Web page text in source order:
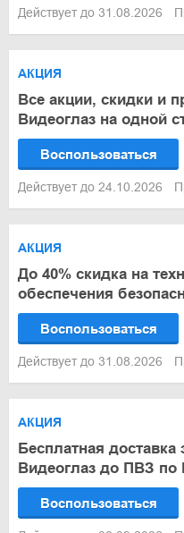
Действует до 31.08.2026
АКЦИЯ
Все акции, скидки и
Видеоглаз на одной
Воспользоваться
Действует до 24.10.2026
АКЦИЯ
До 40% скидка на
обеспечения
Воспользоваться
Действует до 31.08.2026
АКЦИЯ
Бесплатная доставка
Видеоглаз до ПВЗ по
Воспользоваться